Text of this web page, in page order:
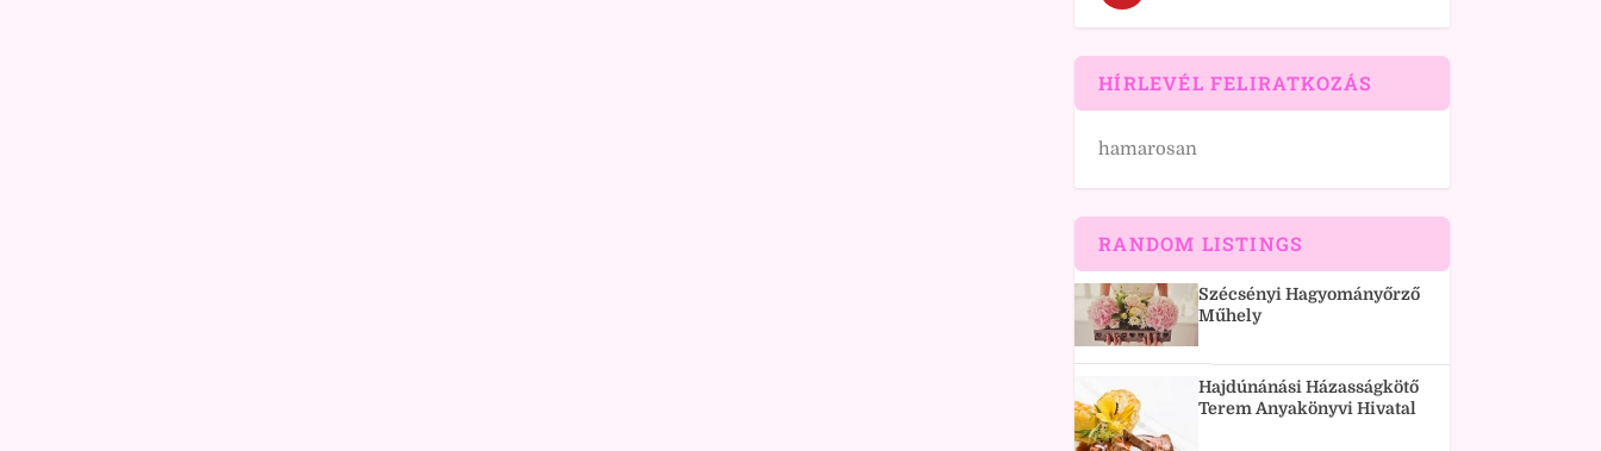
HÍRLEVÉL FELIRATKOZÁS
hamarosan
RANDOM LISTINGS
Szécsényi Hagyományőrző
Műhely
Hajdúnánási Házasságkötő
Terem Anyakönyvi Hivatal